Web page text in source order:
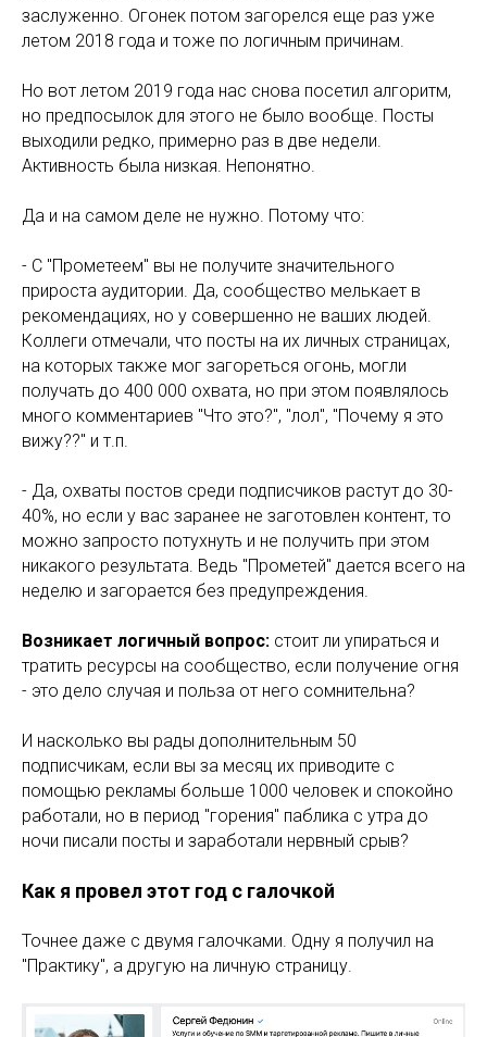
заслуженно. Огонек потом загорелся еще раз уже
летом 2018 года и тоже по логичным причинам.
Но вот летом 2019 года нас снова посетил алгоритм,
но предпосылок для этого не было вообще. Посты
выходили редко, примерно раз в две недели.
Активность была низкая. Непонятно.
Да и на самом деле не нужно. Потому что:
- С "Прометеем" вы не получите значительного
прироста аудитории. Да, сообщество мелькает в
рекомендациях, но у совершенно не ваших людей.
Коллеги отмечали, что посты на их личных страницах,
на которых также мог загореться огонь, могли
получать до 400 000 охвата, но при этом появлялось
много комментариев "Что это?", "лол", "Почему я это
вижу??" и т.п.
- Да, охваты постов среди подписчиков растут до 30-
40%, но если у вас заранее не заготовлен контент, то
можно запросто потухнуть и не получить при этом
никакого результата. Ведь "Прометей" дается всего на
неделю и загорается без предупреждения.
Возникает логичный вопрос: стоит ли упираться и
тратить ресурсы на сообщество, если получение огня
- это дело случая и польза от него сомнительна?
И насколько вы рады дополнительным 50
подписчикам, если вы за месяц их приводите с
помощью рекламы больше 1000 человек и спокойно
работали, но в период "горения" паблика с утра до
ночи писали посты и заработали нервный срыв?
Как я провел этот год с галочкой
Точнее даже с двумя галочками. Одну я получил на
"Практику", а другую на личную страницу.